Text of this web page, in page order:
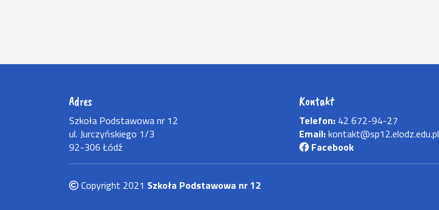
Adres
Szkoła Podstawowa nr 12
ul. Jurczyńskiego 1/3
92-306 Łódź
Kontakt
Telefon: 42 672-94-27
Email:kontakt@sp12.elodz.edu.pl
Facebook
Copyright 2021 Szkoła Podstawowa nr 12